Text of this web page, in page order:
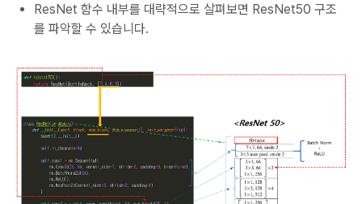
ResNet 함수 내부를 대략적으로 살펴보면 ResNet50 구조
를 파악할 수 있습니다.